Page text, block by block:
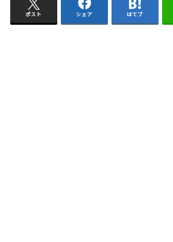
ポスト シェア はてブ